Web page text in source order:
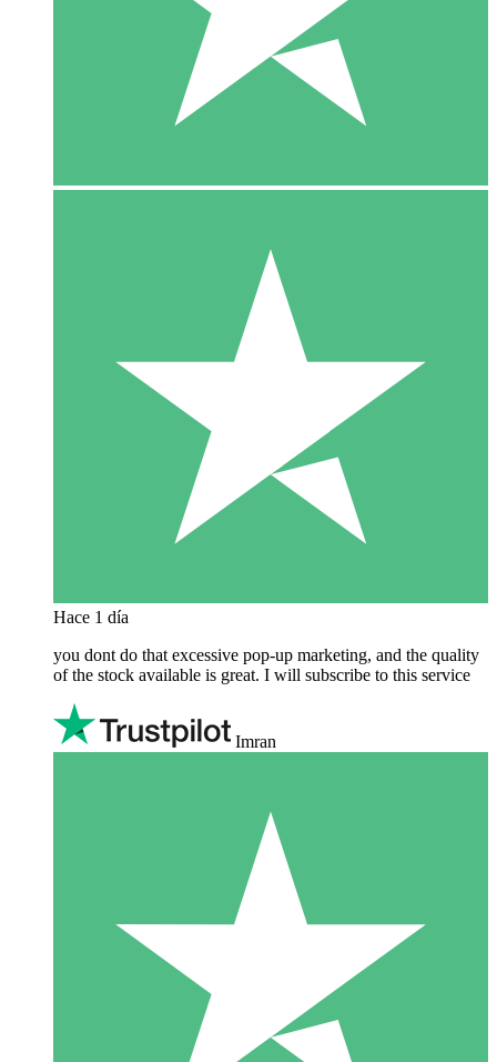
Hace 1 día
you dont do that excessive pop-up marketing, and the quality
of the stock available is great. I will subscribe to this service
Imran